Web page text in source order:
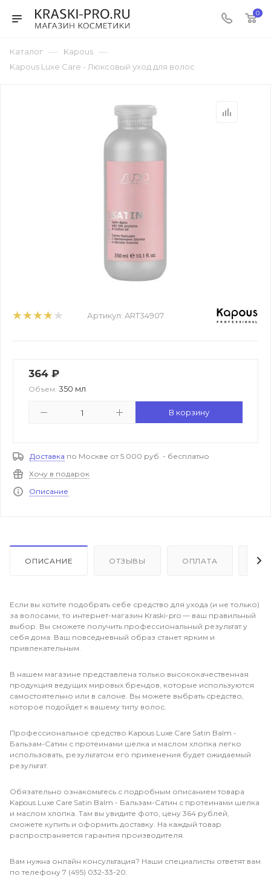
0
Каталог — Kapous —
Kapous Luxe Care - Люксовый уход для волос
Артикул: ART34907
364 ₽
Объем: 350 мл
В корзину
Доставка по Москве от 5 000 руб. - бесплатно
Хочу в подарок
Описание
ОПИСАНИЕ ОТЗЫВЫ ОПЛАТА
Если вы хотите подобрать себе средство для ухода (и не только)
за волосами, то интернет-магазин Kraski-pro — ваш правильный
выбор. Вы сможете получить профессиональный результат у
себя дома. Ваш повседневный образ станет ярким и
привлекательным.
В нашем магазине представлена только высококачественная
продукция ведущих мировых брендов, которые используются
самостоятельно или в салоне. Вы можете выбрать средство,
которое подойдет к вашему типу волос.
Профессиональное средство Kapous Luxe Care Satin Balm -
Бальзам-Сатин с протеинами шелка и маслом хлопка легко
использовать, результатом его применения будет ожидаемый
результат.
Обязательно ознакомьтесь с подробным описанием товара
Kapous Luxe Care Satin Balm - Бальзам-Сатин с протеинами шелка
и маслом хлопка. Там вы увидите фото, цену 364 рублей,
сможете купить и оформить доставку. На каждый товар
распространяется гарантия производителя.
Вам нужна онлайн консультация? Наши специалисты ответят вам
по телефону 7 (495) 032-33-20.